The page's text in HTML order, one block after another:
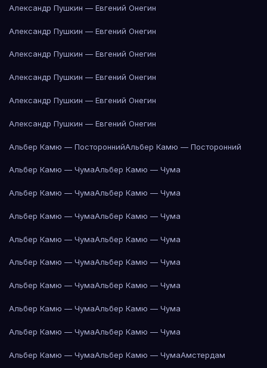
Александр Пушкин — Евгений Онегин
Александр Пушкин — Евгений Онегин
Александр Пушкин — Евгений Онегин
Александр Пушкин — Евгений Онегин
Александр Пушкин — Евгений Онегин
Александр Пушкин — Евгений Онегин
Альбер Камю — ПостороннийАльбер Камю — Посторонний
Альбер Камю — ЧумаАльбер Камю — Чума
Альбер Камю — ЧумаАльбер Камю — Чума
Альбер Камю — ЧумаАльбер Камю — Чума
Альбер Камю — ЧумаАльбер Камю — Чума
Альбер Камю — ЧумаАльбер Камю — Чума
Альбер Камю — ЧумаАльбер Камю — Чума
Альбер Камю — ЧумаАльбер Камю — Чума
Альбер Камю — ЧумаАльбер Камю — Чума
Альбер Камю — ЧумаАльбер Камю — ЧумаАмстердам